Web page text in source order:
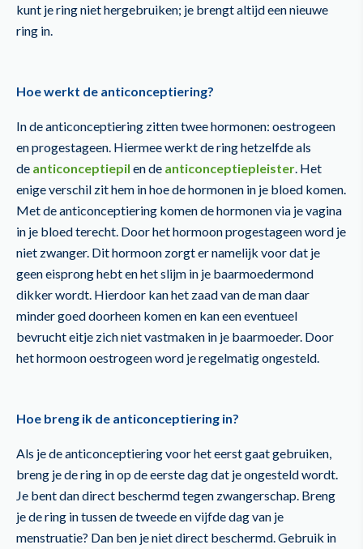
kunt je ring niet hergebruiken; je brengt altijd een nieuwe
ring in.
Hoe werkt de anticonceptiering?
In de anticonceptiering zitten twee hormonen: oestrogeen
en progestageen. Hiermee werkt de ring hetzelfde als
de anticonceptiepil en de anticonceptiepleister . Het
enige verschil zit hem in hoe de hormonen in je bloed komen.
Met de anticonceptiering komen de hormonen via je vagina
in je bloed terecht. Door het hormoon progestageen word je
niet zwanger. Dit hormoon zorgt er namelijk voor dat je
geen eisprong hebt en het slijm in je baarmoedermond
dikker wordt. Hierdoor kan het zaad van de man daar
minder goed doorheen komen en kan een eventueel
bevrucht eitje zich niet vastmaken in je baarmoeder. Door
het hormoon oestrogeen word je regelmatig ongesteld.
Hoe breng ik de anticonceptiering in?
Als je de anticonceptiering voor het eerst gaat gebruiken,
breng je de ring in op de eerste dag dat je ongesteld wordt.
Je bent dan direct beschermd tegen zwangerschap. Breng
je de ring in tussen de tweede en vijfde dag van je
menstruatie? Dan ben je niet direct beschermd. Gebruik in